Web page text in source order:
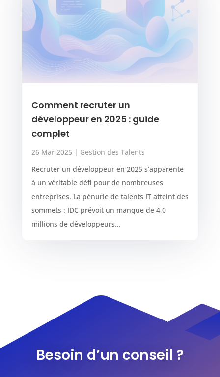
Comment recruter un
développeur en 2025 : guide
complet
26 Mar 2025 | Gestion des Talents
Recruter un développeur en 2025 s’apparente
à un véritable défi pour de nombreuses
entreprises. La pénurie de talents IT atteint des
sommets : IDC prévoit un manque de 4,0
millions de développeurs...
Besoin d’un conseil ?